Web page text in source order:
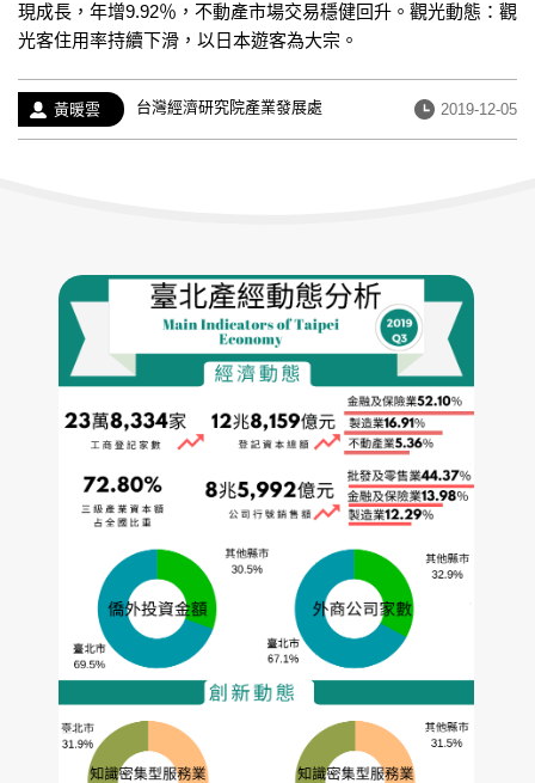
現成長，年增9.92％，不動產市場交易穩健回升。觀光動態：觀
光客住用率持續下滑，以日本遊客為大宗。
作
者：
黃暖雲
經
歷：
台灣經濟研究院產業發展處
發
布
2019-12-05